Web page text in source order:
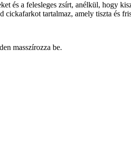
és a felesleges zsírt, anélkül, hogy
tartalmaz, amely tiszta és
masszírozza be.